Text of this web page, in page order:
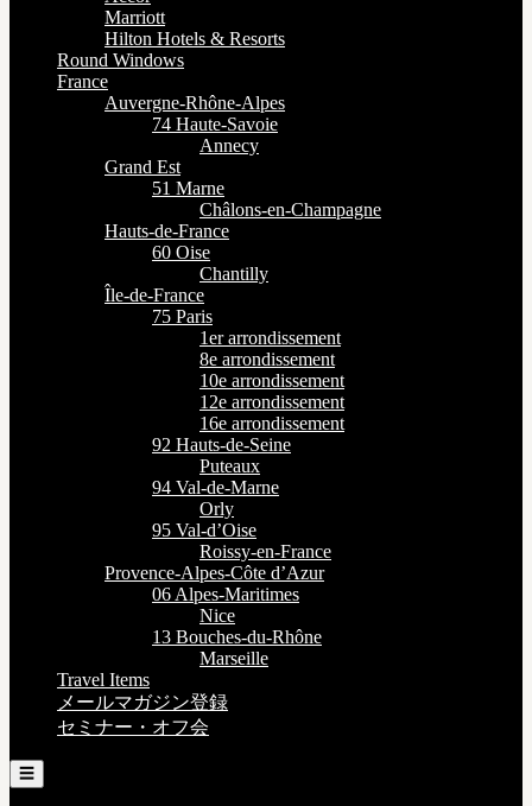
Marriott
Hilton Hotels & Resorts
Round Windows
France
Auvergne-Rhône-Alpes
74 Haute-Savoie
Annecy
Grand Est
51 Marne
Châlons-en-Champagne
Hauts-de-France
60 Oise
Chantilly
Île-de-France
75 Paris
1er arrondissement
8e arrondissement
10e arrondissement
12e arrondissement
16e arrondissement
92 Hauts-de-Seine
Puteaux
94 Val-de-Marne
Orly
95 Val-d’Oise
Roissy-en-France
Provence-Alpes-Côte d’Azur
06 Alpes-Maritimes
Nice
13 Bouches-du-Rhône
Marseille
Travel Items
メールマガジン登録
セミナー・オフ会
☰